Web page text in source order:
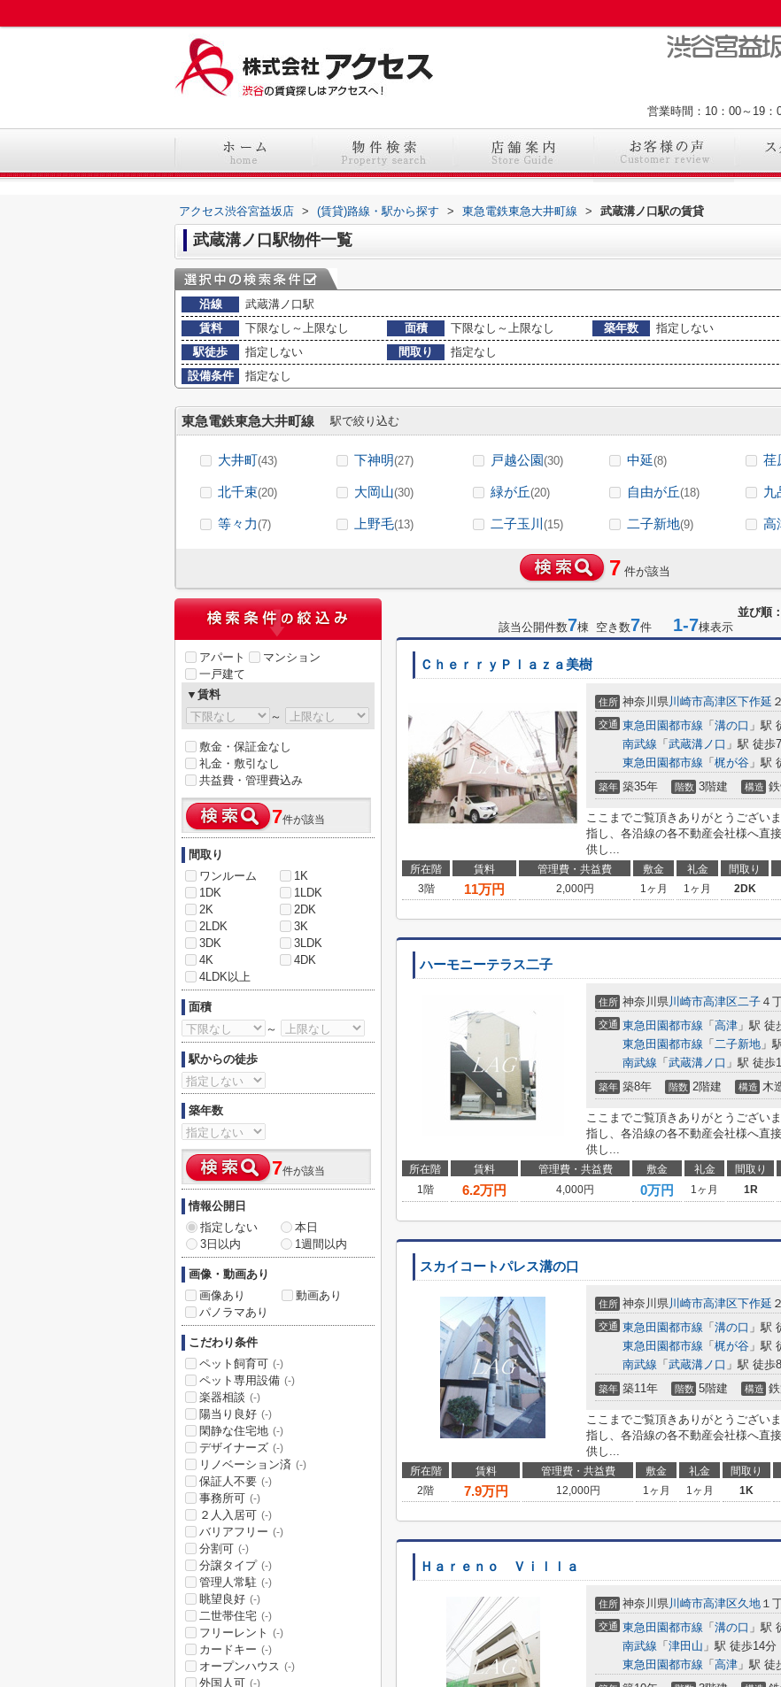
営業時間：10：00～19
アクセス渋谷宮益坂店 > (賃貸)路線・駅から探す > 東急電鉄東急大井町線 > 武蔵溝ノ口駅の賃貸
武蔵溝ノ口駅物件一覧
沿線
武蔵溝ノ口駅
賃料
下限なし～上限なし 面積 下限なし～上限なし 築年数
指定しない
駅徒歩
指定しない 間取り
指定なし
設備条件
指定なし
東急電鉄東急大井町線 駅で絞り込む
大井町(43) 下神明(27) 戸越公園(30) 中延(8) 荏
北千束(20) 大岡山(30) 緑が丘(20) 自由が丘(18) 九
等々力(7) 上野毛(13) 二子玉川 (15) 二子新地(9) 高
7 件が該当
並び順：
該当公開件数7棟 空き数7件 1-7棟表示
ＣｈｅｒｒｙＰｌａｚａ美樹
住所 神奈川県川崎市高津区下作延
交通 東急田園都市線 「 溝の口 」駅
南武線 「 武蔵溝ノ口 」駅 徒歩
東急田園都市線 「 梶が谷 」駅
築年 築35年 階数 3階建 構造
ここまでご覧頂きありがとうござい
指し、各沿線の各不動産会社様へ直
供し...
所在階 賃料 管理費・共益費 敷金 礼金 間取り
3階
11万円 2,000円 1ヶ月 1ヶ月 2DK
ハーモニーテラス二子
住所 神奈川県川崎市高津区二子 ４
交通 東急田園都市線 「 高津 」駅 徒
東急田園都市線 「 二子新地 」
南武線 「 武蔵溝ノ口 」駅 徒歩
築年 築8年 階数 2階建 構造 木
ここまでご覧頂きありがとうござい
指し、各沿線の各不動産会社様へ直
供し...
所在階 賃料 管理費・共益費 敷金 礼金 間取り
1階
6.2万円 4,000円 0万円 1ヶ月 1R
スカイコートパレス溝の口
住所 神奈川県川崎市高津区下作延
交通 東急田園都市線 「 溝の口 」駅
東急田園都市線 「 梶が谷 」駅
南武線 「 武蔵溝ノ口 」駅 徒歩
築年 築11年 階数 5階建 構造
ここまでご覧頂きありがとうござい
指し、各沿線の各不動産会社様へ直
供し...
所在階 賃料 管理費・共益費 敷金 礼金 間取り
2階
7.9万円 12,000円 1ヶ月 1ヶ月 1K
Ｈａｒｅｎｏ Ｖｉｌｌａ
住所 神奈川県川崎市高津区久地 １
交通 東急田園都市線 「 溝の口 」駅
南武線 「 津田山 」駅 徒歩14分
東急田園都市線 「 高津 」駅 徒
アパート
マンション
一戸建て
▼賃料
～
敷金・保証金なし
礼金・敷引なし
共益費・管理費込み
7件が該当
間取り
ワンルーム
1K
1DK
1LDK
2K
2DK
2LDK
3K
3DK
3LDK
4K
4DK
4LDK以上
面積
～
駅からの徒歩
築年数
7件が該当
情報公開日
指定しない
本日
3日以内
1週間以内
画像・動画あり
画像あり
動画あり
パノラマあり
こだわり条件
ペット飼育可 (-)
ペット専用設備 (-)
楽器相談 (-)
陽当り良好 (-)
閑静な住宅地 (-)
デザイナーズ (-)
リノベーション済 (-)
保証人不要 (-)
事務所可 (-)
２人入居可 (-)
バリアフリー (-)
分割可 (-)
分譲タイプ (-)
管理人常駐 (-)
眺望良好 (-)
二世帯住宅 (-)
フリーレント (-)
カードキー (-)
オープンハウス (-)
外国人可 (-)